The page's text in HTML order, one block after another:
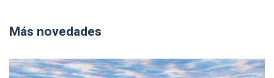
Más novedades